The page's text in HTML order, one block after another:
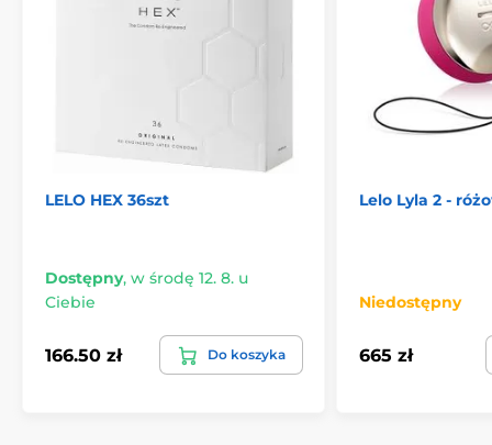
LELO HEX 36szt
Dostępny, w środę 12. 8. u
Ciebie
166.50 zł Do koszyka
Lelo Lyla 2 -
Niedostępny
665 zł